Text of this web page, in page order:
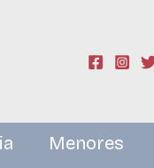
Menores